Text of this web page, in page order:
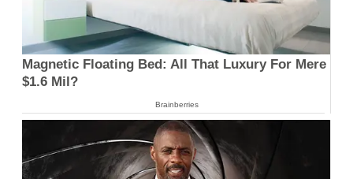
Magnetic Floating Bed: All That Luxury For Mere
$1.6 Mil?
Brainberries